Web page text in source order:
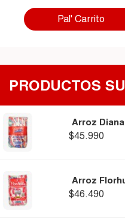
Pal' Carrito
PRODUCTOS
Arroz
$45.990
Arroz
$46.490